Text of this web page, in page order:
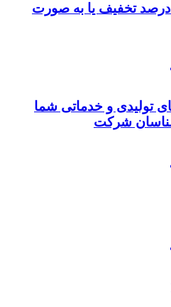
تخفیف یا به صورت
تولیدی و خدماتی شما
شرکت